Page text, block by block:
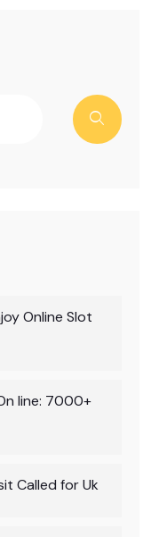
Online Slot
line: 7000+
Called for Uk